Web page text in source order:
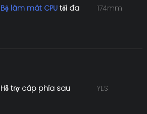
Bộ làm mát CPU tối đa 174mm
Hỗ trợ cáp phía sau YES